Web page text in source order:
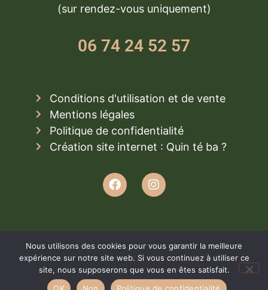
(sur rendez-vous uniquement)
06 74 24 52 57
Conditions d'utilisation et de vente
Mentions légales
Politique de confidentialité
Création site internet : Quin té ba ?
Nous utilisons des cookies pour vous garantir la meilleure
expérience sur notre site web. Si vous continuez à utiliser ce
site, nous supposerons que vous en êtes satisfait.
OK
Non Politique de confidentialité